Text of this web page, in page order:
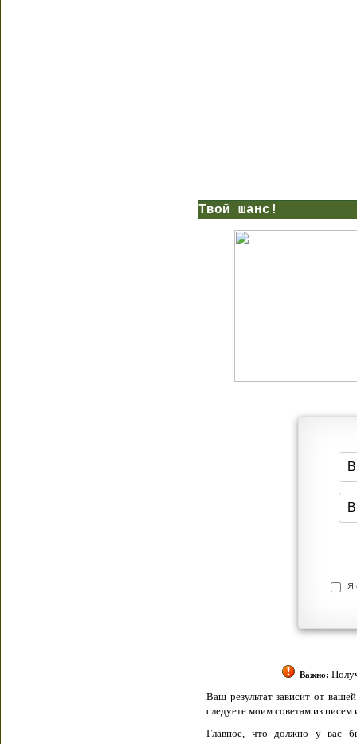
Твой шанс!
Я
Важно:Получение
Ваш результат зависит от вашей
следуете моим советам из писем и книг.
Главное, что должно у вас быть -